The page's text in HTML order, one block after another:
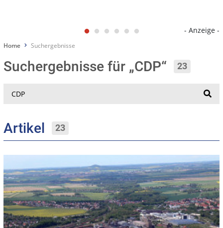
- Anzeige -
Home Suchergebnisse
Suchergebnisse für „CDP“ 23
Artikel 23